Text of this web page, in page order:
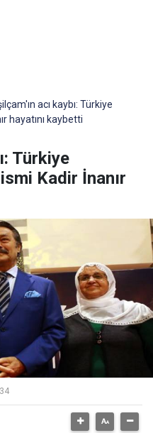
acı kaybı: Türkiye
hayatını kaybetti
Türkiye
Kadir İnanır